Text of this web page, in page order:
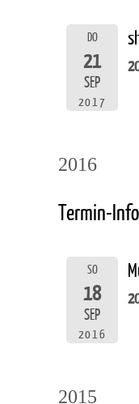
DO
21
SEP
2017
2016
Termin-
SO
18
SEP
2016
2015